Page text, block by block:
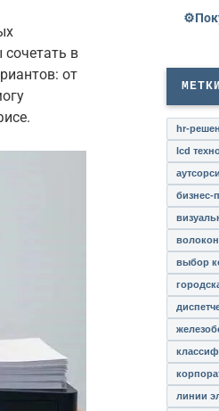
в
от
МЕТКИ
hr-
lcd
бизнес-
выбор
линии